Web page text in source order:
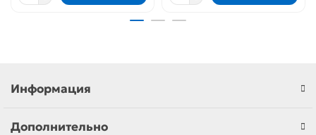
Информация
Дополнительно